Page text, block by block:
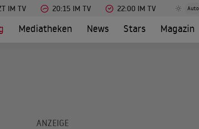
IM TV 20:15 IM TV 22:00 IM TV Auto
Mediatheken News Stars Magazin